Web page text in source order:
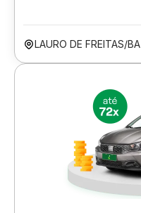
LAURO DE FREITAS/BA